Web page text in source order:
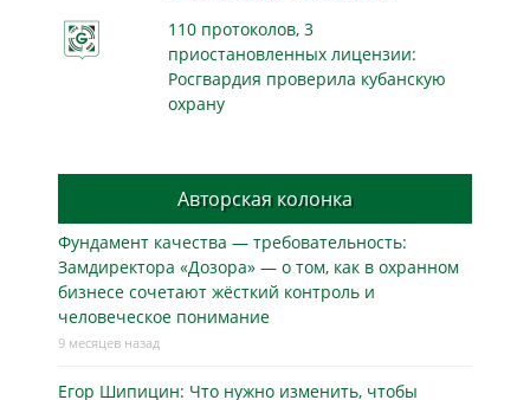
110 протоколов, 3
приостановленных лицензии:
Росгвардия проверила кубанскую
охрану
Авторская колонка
Фундамент качества — требовательность:
Замдиректора «Дозора» — о том, как в охранном
бизнесe сочетают жёсткий контроль и
человеческое понимание
9 месяцев назад
Егор Шипицин: Что нужно изменить, чтобы